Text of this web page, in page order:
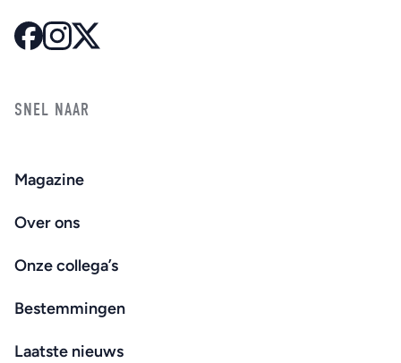
SNEL NAAR
Magazine
Over ons
Onze collega’s
Bestemmingen
Laatste nieuws